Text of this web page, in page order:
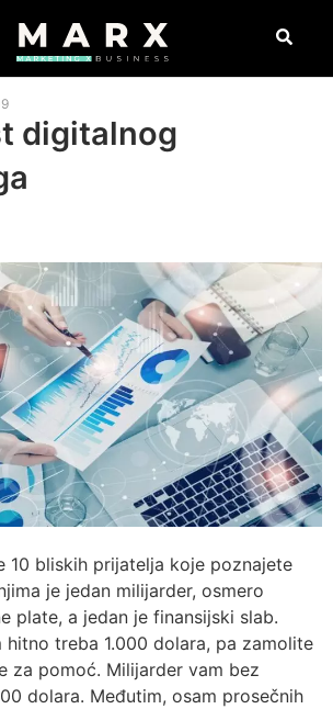
digitalnog
10 bliskih prijatelja koje poznajete
je jedan milijarder, osmero
plate, a jedan je finansijski slab.
hitno treba 1.000 dolara, pa zamolite
za pomoć. Milijarder vam bez
dolara. Međutim, osam prosečnih